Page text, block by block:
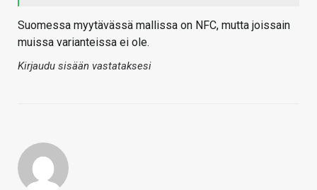
Suomessa myytävässä mallissa on NFC, mutta joissain
muissa varianteissa ei ole.
Kirjaudu sisään vastataksesi